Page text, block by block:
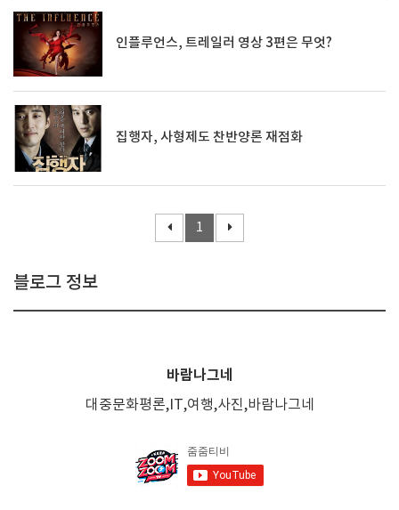
인플루언스, 트레일러 영상 3편은 무엇?
집행자, 사형제도 찬반양론 재점화
1
블로그 정보
바람나그네
대중문화평론,IT,여행,사진,바람나그네